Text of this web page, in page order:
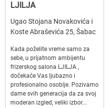
LJILJA
Ugao Stojana Novakovića i
Koste Abraševića 25, Šabac
Kada poželite vreme samo za
sebe, u prijatnom ambijentu
frizerskog salona LJILJA ,
dočekaće Vas ljubazno i
profesionalno osoblje. Pozivamo
dame svih generacija da za svoj
moderan izgled, veliki izbor...